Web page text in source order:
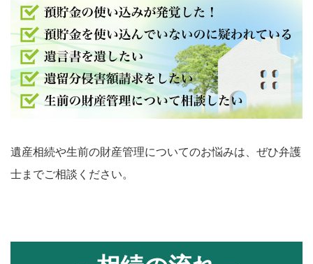
遺産相続や生前の財産管理についてのお悩みは、ぜひ弁護
士までご相談ください。